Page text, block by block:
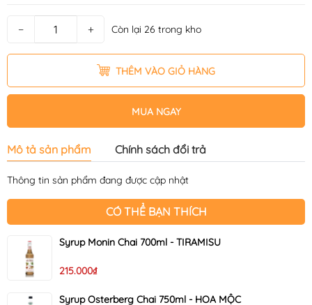
− + Còn lại 26 trong kho
THÊM VÀO GIỎ HÀNG
MUA NGAY
Mô tả sản phẩm Chính sách đổi trả
Thông tin sản phẩm đang được cập nhật
CÓ THỂ BẠN THÍCH
Syrup Monin Chai 700ml - TIRAMISU
215.000₫
Syrup Osterberg Chai 750ml - HOA MỘC